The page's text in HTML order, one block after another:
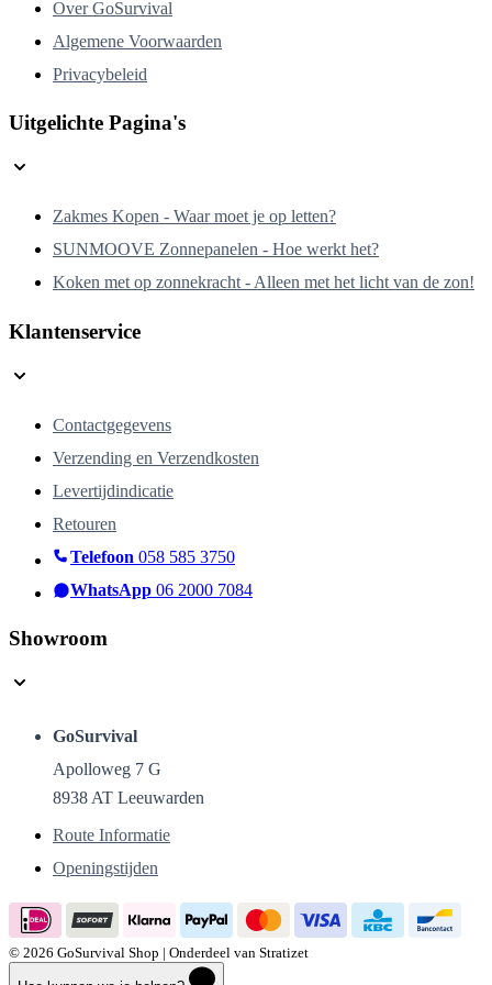
Over GoSurvival
Algemene Voorwaarden
Privacybeleid
Uitgelichte Pagina's
Zakmes Kopen - Waar moet je op letten?
SUNMOOVE Zonnepanelen - Hoe werkt het?
Koken met op zonnekracht - Alleen met het licht van de zon!
Klantenservice
Contactgegevens
Verzending en Verzendkosten
Levertijdindicatie
Retouren
Telefoon 058 585 3750
WhatsApp 06 2000 7084
Showroom
GoSurvival
Apolloweg 7 G
8938 AT Leeuwarden
Route Informatie
Openingstijden
© 2026 GoSurvival Shop | Onderdeel van Stratizet